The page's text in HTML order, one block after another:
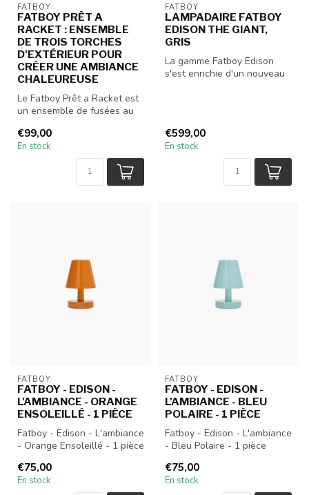
FATBOY
FATBOY PRÊT A
RACKET : ENSEMBLE
DE TROIS TORCHES
D'EXTÉRIEUR POUR
CRÉER UNE AMBIANCE
CHALEUREUSE
Le Fatboy Prêt a Racket est
un ensemble de fusées au
€99,00
En stock
FATBOY
LAMPADAIRE FATBOY
EDISON THE GIANT,
GRIS
La gamme Fatboy Edison
s'est enrichie d'un nouveau
€599,00
En stock
FATBOY
FATBOY - EDISON -
L'AMBIANCE - ORANGE
ENSOLEILLÉ - 1 PIÈCE
Fatboy - Edison - L'ambiance
- Orange Ensoleillé - 1 pièce
€75,00
En stock
FATBOY
FATBOY - EDISON -
L'AMBIANCE - BLEU
POLAIRE - 1 PIÈCE
Fatboy - Edison - L'ambiance
- Bleu Polaire - 1 pièce
€75,00
En stock